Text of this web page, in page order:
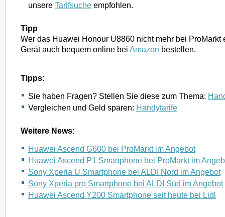
unsere Tarifsuche empfohlen.
Tipp
Wer das Huawei Honour U8860 nicht mehr bei ProMarkt
Gerät auch bequem online bei Amazon bestellen.
Tipps:
Sie haben Fragen? Stellen Sie diese zum Thema:
Vergleichen und Geld sparen: Handytarife
Weitere News:
Huawei Ascend G600 bei ProMarkt im Angebot
Huawei Ascend P1 Smartphone bei ProMarkt im
Sony Xperia U Smartphone bei ALDI Nord im Angebot
Sony Xperia pro Smartphone bei ALDI Süd im Angebot
Huawei Ascend Y200 Smartphone seit heute bei Lidl